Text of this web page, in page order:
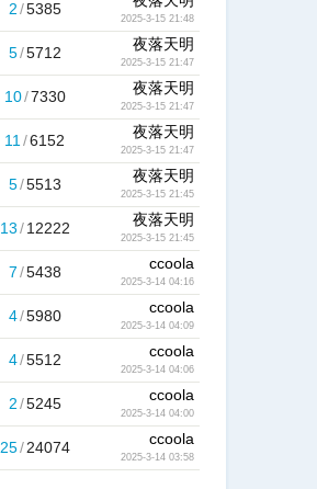
2/5385
2025-3-15 21:48
5/5712 夜落天明
2025-3-15 21:47
10/7330 夜落天明
2025-3-15 21:47
11 /6152 夜落天明
2025-3-15 21:47
5/5513 夜落天明
2025-3-15 21:45
13/ 12222 夜落天明
2025-3-15 21:45
7/5438 ccoola
2025-3-14 04:16
4/5980 ccoola
2025-3-14 04:09
4/5512 ccoola
2025-3-14 04:06
2/5245 ccoola
2025-3-14 04:00
25/ 24074 ccoola
2025-3-14 03:58